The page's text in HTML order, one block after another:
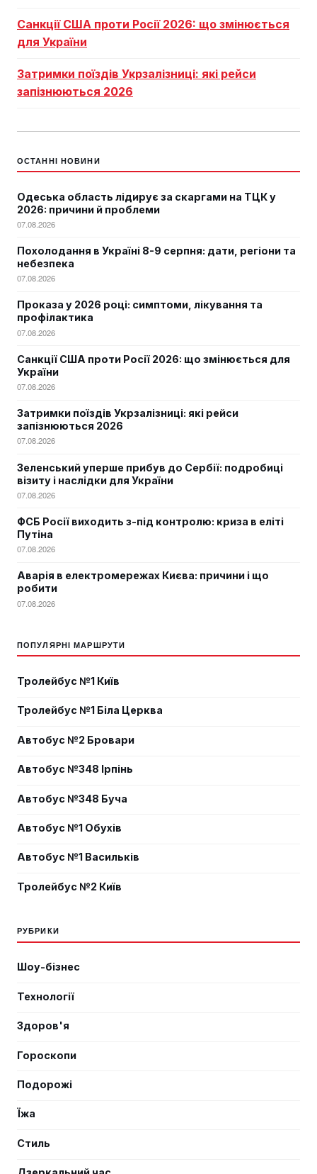
Санкції США проти Росії 2026: що змінюється
для України
Затримки поїздів Укрзалізниці: які рейси
запізнюються 2026
ОСТАННІ НОВИНИ
Одеська область лідирує за скаргами на ТЦК у
2026: причини й проблеми
07.08.2026
Похолодання в Україні 8-9 серпня: дати, регіони та
небезпека
07.08.2026
Проказа у 2026 році: симптоми, лікування та
профілактика
07.08.2026
Санкції США проти Росії 2026: що змінюється для
України
07.08.2026
Затримки поїздів Укрзалізниці: які рейси
запізнюються 2026
07.08.2026
Зеленський уперше прибув до Сербії: подробиці
візиту і наслідки для України
07.08.2026
ФСБ Росії виходить з-під контролю: криза в еліті
Путіна
07.08.2026
Аварія в електромережах Києва: причини і що
робити
07.08.2026
ПОПУЛЯРНІ МАРШРУТИ
Тролейбус №1 Київ
Тролейбус №1 Біла Церква
Автобус №2 Бровари
Автобус №348 Ірпінь
Автобус №348 Буча
Автобус №1 Обухів
Автобус №1 Васильків
Тролейбус №2 Київ
РУБРИКИ
Шоу-бізнес
Технології
Здоров'я
Гороскопи
Подорожі
Їжа
Стиль